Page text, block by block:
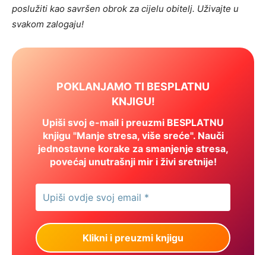
poslužiti kao savršen obrok za cijelu obitelj. Uživajte u
svakom zalogaju!
POKLANJAMO TI BESPLATNU
KNJIGU!
Upiši svoj e-mail i preuzmi BESPLATNU
knjigu "Manje stresa, više sreće". Nauči
jednostavne korake za smanjenje stresa,
povećaj unutrašnji mir i živi sretnije!